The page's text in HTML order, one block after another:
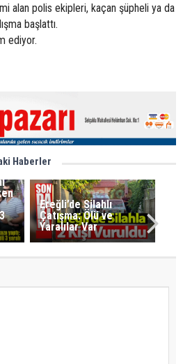
alan polis ekipleri, kaçan şüpheli ya da
başlattı.
ediyor.
Haberler
Ereğli’de Silahlı
Çatışma: Ölü ve
Yaralılar Var